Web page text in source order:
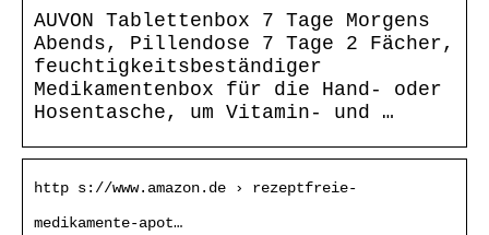
AUVON Tablettenbox 7 Tage Morgens
Abends, Pillendose 7 Tage 2 Fächer,
feuchtigkeitsbeständiger
Medikamentenbox für die Hand- oder
Hosentasche, um Vitamin- und …
http s://www.amazon.de › rezeptfreie-
medikamente-apot…